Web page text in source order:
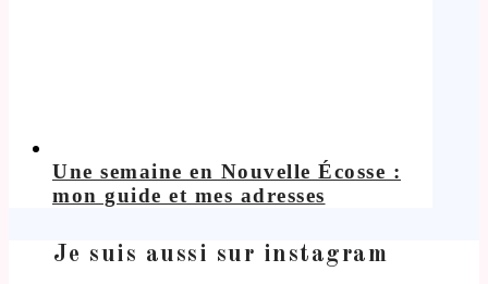
Une semaine en Nouvelle Écosse :
mon guide et mes adresses
Je suis aussi sur instagram